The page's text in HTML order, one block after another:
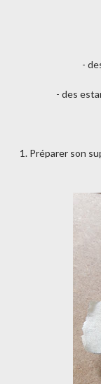
-
- des
1. Préparer son